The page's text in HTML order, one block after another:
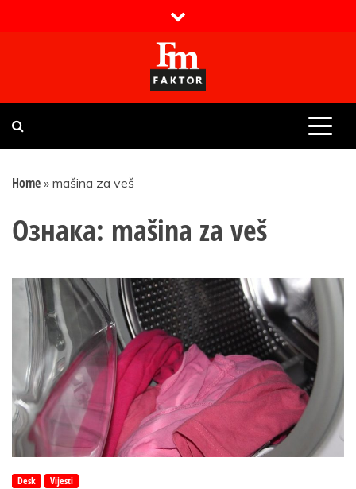
Faktor magazin
Uvijek presudan
Home » mašina za veš
Ознака: mašina za veš
Desk Vijesti